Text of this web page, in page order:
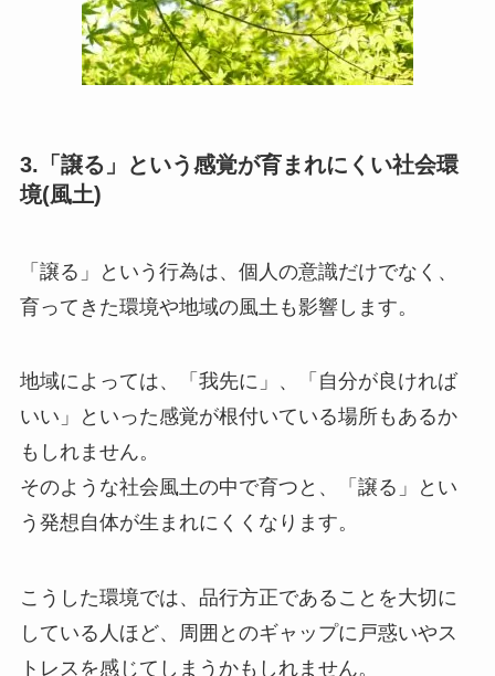
3.「譲る」という感覚が育まれにくい社会環
境(風土)
「譲る」という行為は、個人の意識だけでなく、
育ってきた環境や地域の風土も影響します。
地域によっては、「我先に」、「自分が良ければ
いい」といった感覚が根付いている場所もあるか
もしれません。
そのような社会風土の中で育つと、「譲る」とい
う発想自体が生まれにくくなります。
こうした環境では、品行方正であることを大切に
している人ほど、周囲とのギャップに戸惑いやス
トレスを感じてしまうかもしれません。